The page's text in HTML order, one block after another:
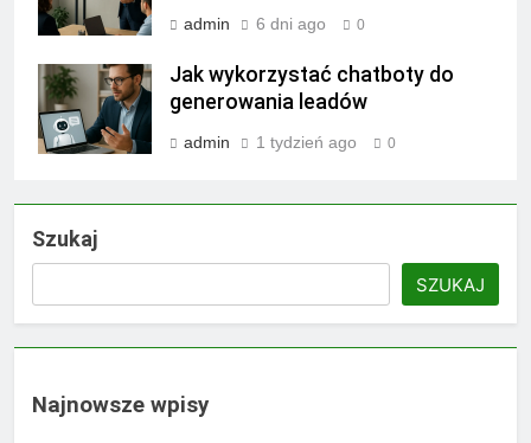
admin 6 dni ago 0
Jak wykorzystać chatboty do
generowania leadów
admin 1 tydzień ago 0
Szukaj
SZUKAJ
Najnowsze wpisy